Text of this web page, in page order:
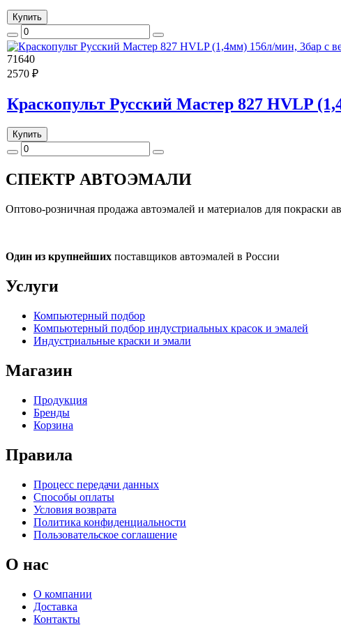
Купить
71640
2570 ₽
Краскопульт Русский Мастер 827 HVLP
Купить
СПЕКТР АВТОЭМАЛИ
Оптово-розничная продажа автоэмалей и материалов для покраски
Один из крупнейших поставщиков автоэмалей в России
Услуги
Компьютерный подбор
Компьютерный подбор индустриальных красок и эмалей
Индустриальные краски и эмали
Магазин
Продукция
Бренды
Корзина
Правила
Процесс передачи данных
Способы оплаты
Условия возврата
Политика конфиденциальности
Пользовательское соглашение
О нас
О компании
Доставка
Контакты